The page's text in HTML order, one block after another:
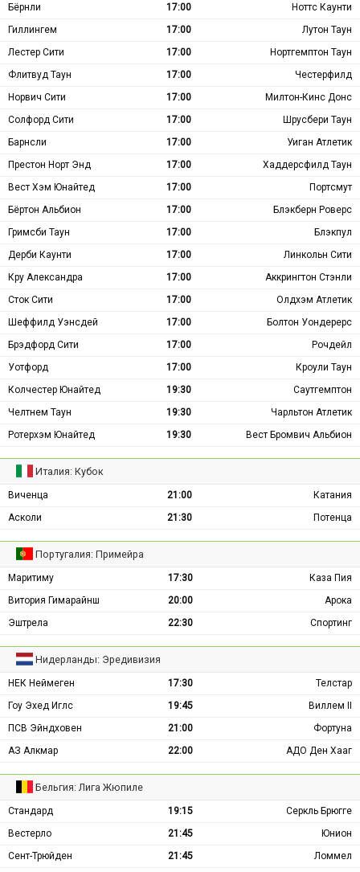
Бёрнли
17:00
Ноттс Каунти
Гиллингем
17:00
Лутон Таун
Лестер Сити
17:00
Нортгемптон Таун
Флитвуд Таун
17:00
Честерфилд
Норвич Сити
17:00
Милтон-Кинс Донс
Солфорд Сити
17:00
Шрусбери Таун
Барнсли
17:00
Уиган Атлетик
Престон Норт Энд
17:00
Хаддерсфилд Таун
Вест Хэм Юнайтед
17:00
Портсмут
Бёртон Альбион
17:00
Блэкберн Роверс
Гримсби Таун
17:00
Блэкпул
Дерби Каунти
17:00
Линкольн Сити
Кру Александра
17:00
Аккрингтон Стэнли
Сток Сити
17:00
Олдхэм Атлетик
Шеффилд Уэнсдей
17:00
Болтон Уондерерс
Брэдфорд Сити
17:00
Рочдейл
Уотфорд
17:00
Кроули Таун
Колчестер Юнайтед
19:30
Саутгемптон
Челтнем Таун
19:30
Чарльтон Атлетик
Ротерхэм Юнайтед
19:30 Вест Бромвич Альбион
Италия: Кубок
Виченца 21:00
Катания
Асколи
21:30 Потенца
Португалия: Примейра
Маритиму 17:30
Каза Пия
Витория Гимарайнш
20:00
Арока
Эштрела
22:30 Спортинг
Нидерланды: Эредивизия
НЕК Неймеген 17:30
Телстар
Гоу Эхед Иглс
19:45
Виллем II
ПСВ Эйндховен
21:00
Фортуна
АЗ Алкмар
22:00 АДО Ден Хааг
Бельгия: Лига Жюпиле
Стандард 19:15
Серкль Брюгге
Вестерло
21:45
Юнион
Сент-Трюйден
21:45 Ломмел